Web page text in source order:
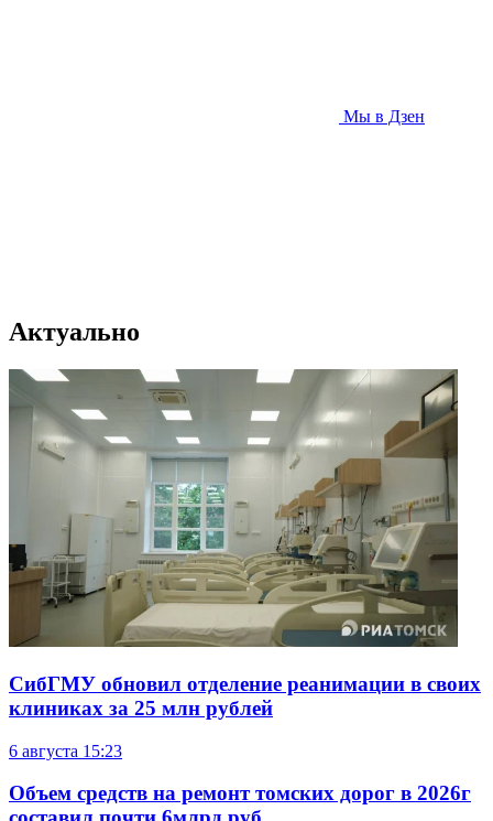
Мы в Дзен
Актуально
СибГМУ обновил отделение реанимации в своих
клиниках за 25 млн рублей
6 августа 15:23
Объем средств на ремонт томских дорог в 2026г